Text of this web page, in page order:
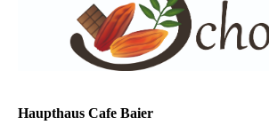
Haupthaus Cafe Baier